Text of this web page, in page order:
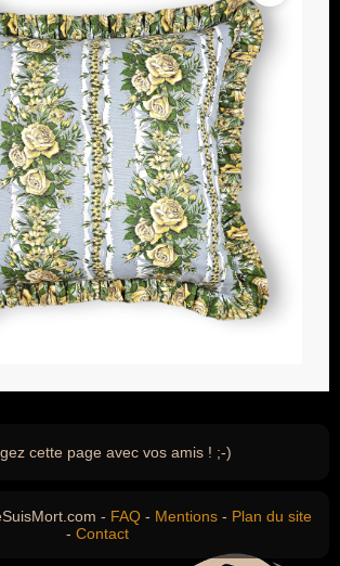
cette page avec vos amis ! ;-)
- FAQ - Mentions - Plan du site
- Contact